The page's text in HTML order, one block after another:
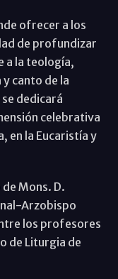
ofrecer a los
de profundizar
a la teología,
canto de la
dedicará
celebrativa
en la Eucaristía y
Mons. D.
Arzobispo
los profesores
de Liturgia de